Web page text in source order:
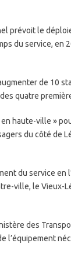
prévoit le
du service, en
de 10
quatre
haute-ville »
du côté de
du service en
ville, le Vieux-
des
l’équipement